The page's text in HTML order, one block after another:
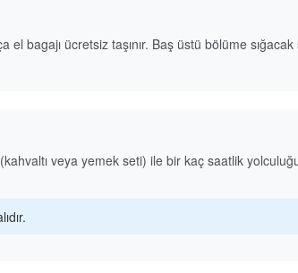
ücretsiz taşınır. Baş üstü bölüme
veya yemek seti) ile bir kaç saatlik